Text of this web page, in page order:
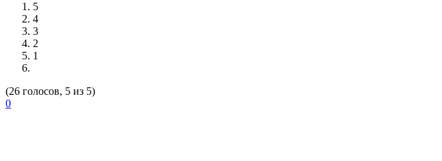
5
4
3
2
1
(26 голосов, 5 из 5)
0